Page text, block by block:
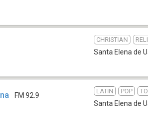
CHRISTIAN
Santa Elena de
FM 92.9
LATIN POP
Santa Elena de